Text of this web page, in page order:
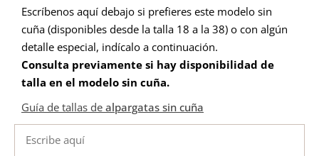
Escríbenos aquí debajo si prefieres este modelo sin
cuña (disponibles desde la talla 18 a la 38) o con algún
detalle especial, indícalo a continuación.
Consulta previamente si hay disponibilidad de
talla en el modelo sin cuña.
Guía de tallas de alpargatas sin cuña